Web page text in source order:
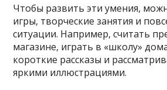
Чтобы развить эти умения,
игры, творческие занятия и
ситуации. Например, считать
магазине, играть в «школу»
короткие рассказы и
яркими иллюстрациями.